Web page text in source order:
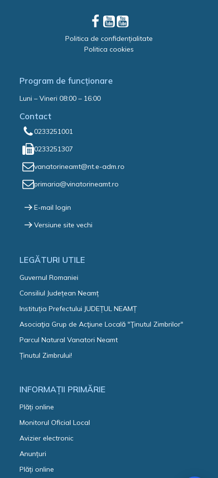
Politica de confidențialitate
Politica cookies
Program de funcționare
Luni – Vineri 08:00 – 16:00
Contact
0233251001
0233251307
vanatorineamt@nt.e-adm.ro
primaria@vinatorineamt.ro
E-mail login
Versiune site vechi
LEGĂTURI UTILE
Guvernul Romaniei
Consiliul Județean Neamț
Instituția Prefectului JUDEȚUL NEAMȚ
Asociaţia Grup de Acţiune Locală "Ţinutul Zimbrilor"
Parcul Natural Vanatori Neamt
Ținutul Zimbrului!
INFORMAȚII PRIMĂRIE
Plăți online
Monitorul Oficial Local
Avizier electronic
Anunțuri
Plăți online